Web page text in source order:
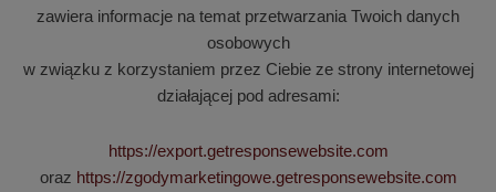
zawiera informacje na temat przetwarzania Twoich danych
osobowych
w związku z korzystaniem przez Ciebie ze strony internetowej
działającej pod adresami:
https://export.getresponsewebsite.com
oraz https://zgodymarketingowe.getresponsewebsite.com